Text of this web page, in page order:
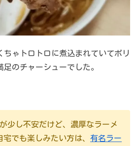
ちゃトロトロに煮込まれていてボリ
足のチャーシューでした。
少し不安だけど、濃厚なラーメ
でも楽しみたい方は、 有名ラー